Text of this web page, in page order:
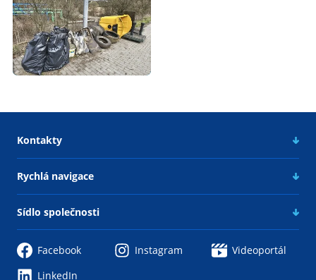
Kontakty
Rychlá navigace
Sídlo společnosti
Facebook Instagram
Videoportál
LinkedIn